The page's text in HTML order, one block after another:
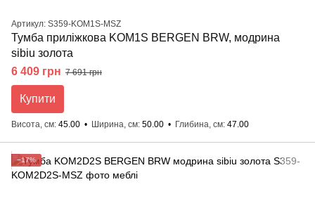
Артикул: S359-KOM1S-MSZ
Тумба приліжкова KOM1S BERGEN BRW, модрина
sibiu золота
6 409 грн 7 691 грн
Купити
Висота, см 45.00 Ширина, см 50.00 Глибина, см 47.00
−17%